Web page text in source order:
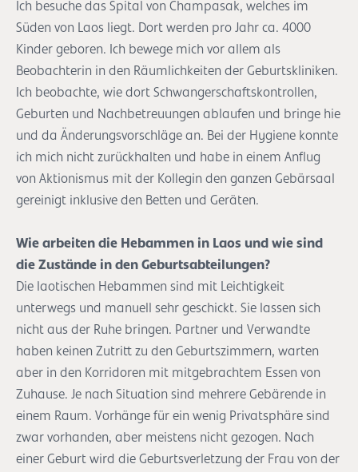
Ich besuche das Spital von Champasak, welches im
Süden von Laos liegt. Dort werden pro Jahr ca. 4000
Kinder geboren. Ich bewege mich vor allem als
Beobachterin in den Räumlichkeiten der Geburtskliniken.
Ich beobachte, wie dort Schwangerschaftskontrollen,
Geburten und Nachbetreuungen ablaufen und bringe hie
und da Änderungsvorschläge an. Bei der Hygiene konnte
ich mich nicht zurückhalten und habe in einem Anflug
von Aktionismus mit der Kollegin den ganzen Gebärsaal
gereinigt inklusive den Betten und Geräten.
Wie arbeiten die Hebammen in Laos und wie sind
die Zustände in den Geburtsabteilungen?
Die laotischen Hebammen sind mit Leichtigkeit
unterwegs und manuell sehr geschickt. Sie lassen sich
nicht aus der Ruhe bringen. Partner und Verwandte
haben keinen Zutritt zu den Geburtszimmern, warten
aber in den Korridoren mit mitgebrachtem Essen von
Zuhause. Je nach Situation sind mehrere Gebärende in
einem Raum. Vorhänge für ein wenig Privatsphäre sind
zwar vorhanden, aber meistens nicht gezogen. Nach
einer Geburt wird die Geburtsverletzung der Frau von der